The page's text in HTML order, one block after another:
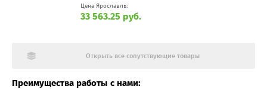
Цена Ярославль:
33 563.25 руб.
Открыть все сопутствующие товары
Преимущества работы с нами: